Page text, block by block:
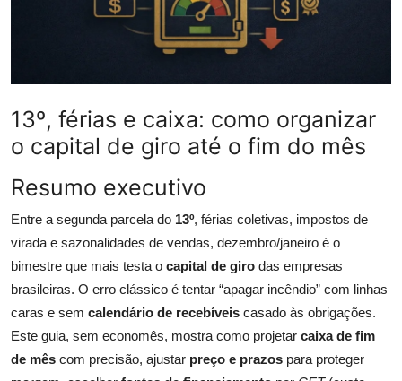
Investimentos
Seguro de Vida
Motores do Brasil
13º, férias e caixa: como organizar
o capital de giro até o fim do mês
Resumo executivo
Entre a segunda parcela do 13º, férias coletivas, impostos de
virada e sazonalidades de vendas, dezembro/janeiro é o
bimestre que mais testa o capital de giro das empresas
brasileiras. O erro clássico é tentar “apagar incêndio” com linhas
caras e sem calendário de recebíveis casado às obrigações.
Este guia, sem economês, mostra como projetar caixa de fim
de mês com precisão, ajustar preço e prazos para proteger